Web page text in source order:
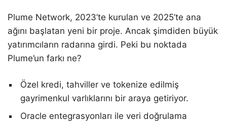
Plume Network, 2023’te kurulan ve 2025’te ana
ağını başlatan yeni bir proje. Ancak şimdiden büyük
yatırımcıların radarına girdi. Peki bu noktada
Plume’un farkı ne?
Özel kredi, tahviller ve tokenize edilmiş
gayrimenkul varlıklarını bir araya getiriyor.
Oracle entegrasyonları ile veri doğrulama